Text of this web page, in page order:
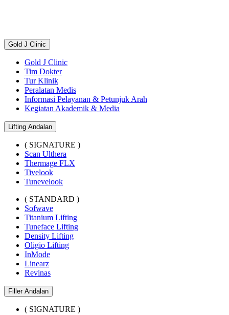
Gold J Clinic
Gold J Clinic
Tim Dokter
Tur Klinik
Peralatan Medis
Informasi Pelayanan & Petunjuk Arah
Kegiatan Akademik & Media
Lifting Andalan
( SIGNATURE )
Scan Ulthera
Thermage FLX
Tivelook
Tunevelook
( STANDARD )
Sofwave
Titanium Lifting
Tuneface Lifting
Density Lifting
Oligio Lifting
InMode
Linearz
Revinas
Filler Andalan
( SIGNATURE )